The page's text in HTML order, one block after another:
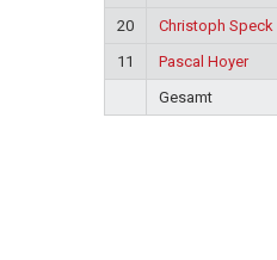
20
Christoph Speck
11
Pascal Hoyer
Gesamt